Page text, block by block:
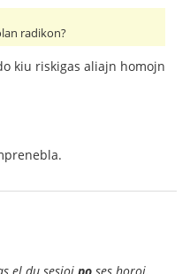
radikon?
kiu riskigas aliajn homojn